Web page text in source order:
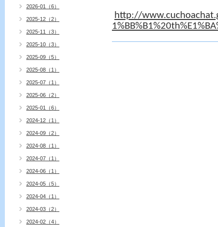
http://
2026-01（6）
2025-12（2）
2025-11（3）
2025-10（3）
2025-09（5）
2025-08（1）
2025-07（1）
2025-06（2）
2025-01（6）
2024-12（1）
2024-09（2）
2024-08（1）
2024-07（1）
2024-06（1）
2024-05（5）
2024-04（1）
2024-03（2）
2024-02（4）